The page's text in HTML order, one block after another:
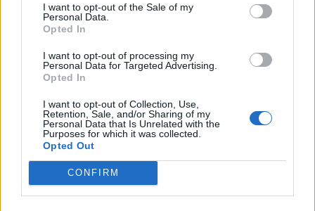
I want to opt-out of the Sale of my
Personal Data.
Opted In
I want to opt-out of processing my
Personal Data for Targeted Advertising.
Opted In
I want to opt-out of Collection, Use,
Retention, Sale, and/or Sharing of my
Personal Data that Is Unrelated with the
Purposes for which it was collected.
Opted Out
CONFIRM
ΣΧΕΤΙΚA AΡΘΡΑ
Κύπρος 1974: Τα απόρρητα
Κύπρος 1974: Τα απόρρητα
τηλεγραφήματα που
αποκαλύπτουν τον κυνισμό του
Η Ιστορία της Κυριακής: "Ορέστεια" - Το πρώτο
ΙΣΤΟΡΙΑ 08:30